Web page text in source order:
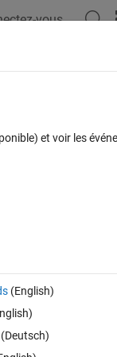
vous
integral2
Online
et voir les
(English)
(Deutsch)